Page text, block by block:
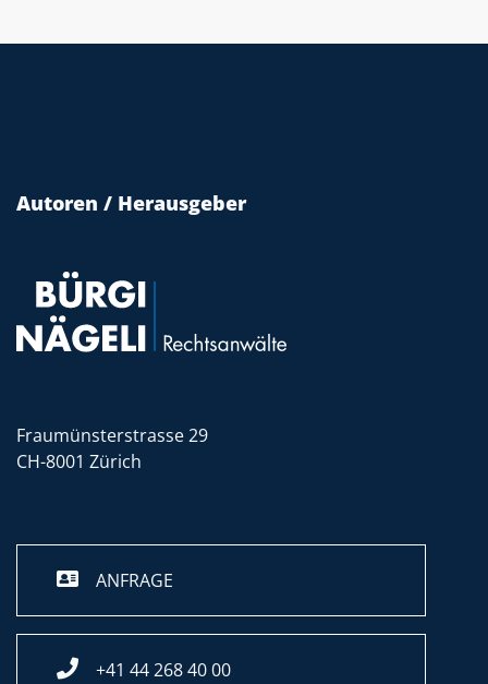
Autoren / Herausgeber
Fraumünsterstrasse 29
CH-8001 Zürich
ANFRAGE
+41 44 268 40 00